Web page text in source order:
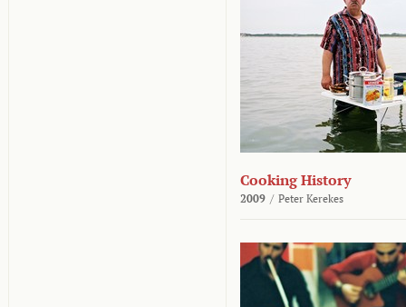
Cooking History
2009 / Peter Kerekes